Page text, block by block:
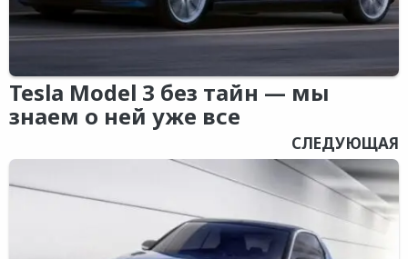
Tesla Model 3 без тайн — мы
знаем о ней уже все
СЛЕДУЮЩАЯ